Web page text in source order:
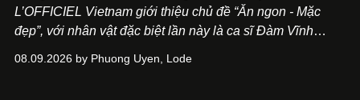
L’OFFICIEL Vietnam giới thiệu chủ đề “Ăn ngon - Mặc
đẹp”, với nhân vật đặc biệt lần này là ca sĩ Đàm Vĩnh
Cà Phê Cà Pháo mang dấu ấn Indochine hoài niệm, thu
08.09.2026 by Phuong Uyen, Lode